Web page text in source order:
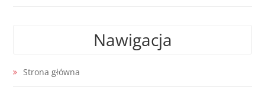
Nawigacja
Strona główna